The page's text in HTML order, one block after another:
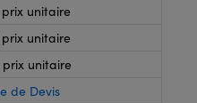
prix unitaire
prix unitaire
prix unitaire
de Devis